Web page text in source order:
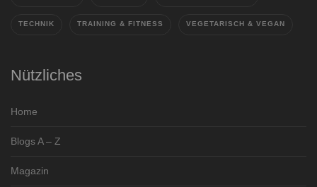
TECHNIK TRAINING & FITNESS VEGETARISCH & VEGAN
Nützliches
Home
Blogs A – Z
Magazin